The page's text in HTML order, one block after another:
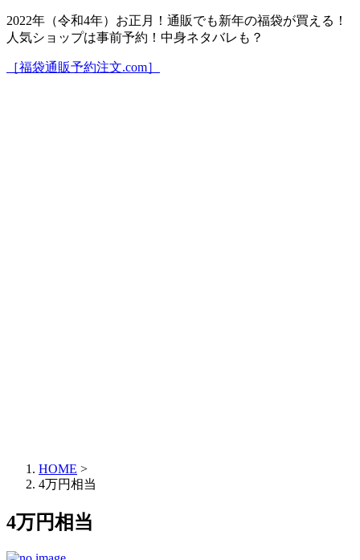
2022年（令和4年）お正月！通販でも新年の福袋が買える！
人気ショップは事前予約！中身ネタバレも？
［福袋通販予約注文.com］
HOME >
4万円相当
4万円相当